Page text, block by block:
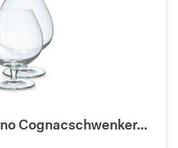
Cognacschwenker...